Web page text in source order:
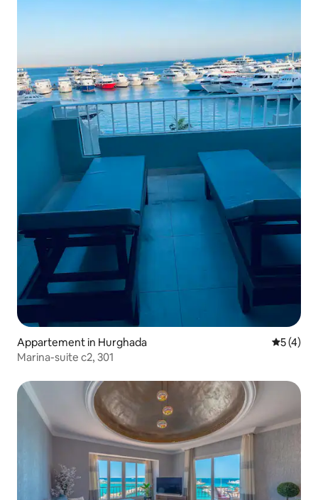
Appartement in Hurghada
5 (4)
Marina-suite c2, 301